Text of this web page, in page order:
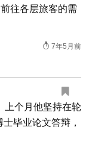
往各层旅客的需
7年5月前
上个月他坚持在轮
毕业论文答辩，